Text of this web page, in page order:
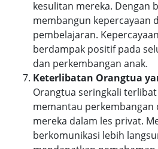
kesulitan mereka. Dengan
membangun kepercayaan
pembelajaran.
berdampak positif pada
dan perkembangan anak.
Keterlibatan Orangtua
Orangtua seringkali
memantau perkembangan
mereka dalam les privat.
berkomunikasi lebih